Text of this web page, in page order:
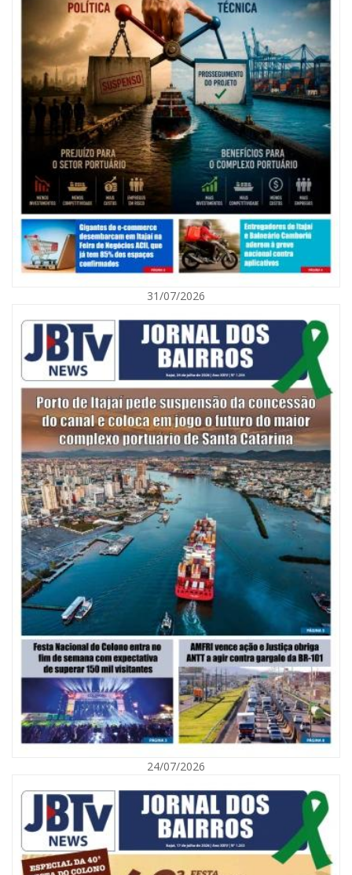
Defesa Civil de Itajaí alerta para chuva, ventos fortes e queda de
temperatura
ITAJAÍ
06/08/2026 | 10:02
Audiência pública debate Programa Municipal de Habitação de Interesse
Social em Itajaí
31/07/2026
24/07/2026